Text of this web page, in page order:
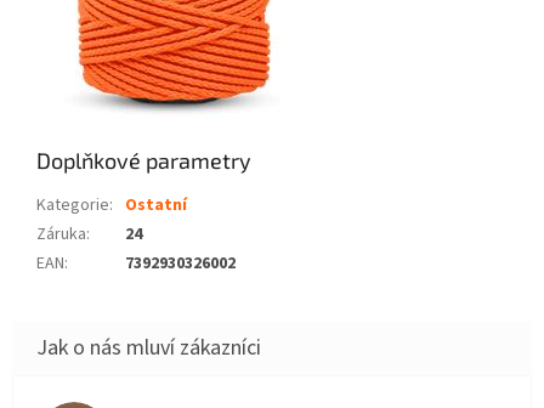
Doplňkové parametry
Kategorie: Ostatní
Záruka:
24
EAN: 7392930326002